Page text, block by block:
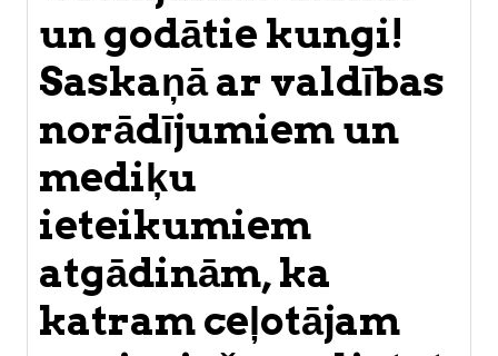
un godātie kungi!
Saskaņā ar valdības
norādījumiem un
mediķu
ieteikumiem
atgādinām, ka
katram ceļotājam